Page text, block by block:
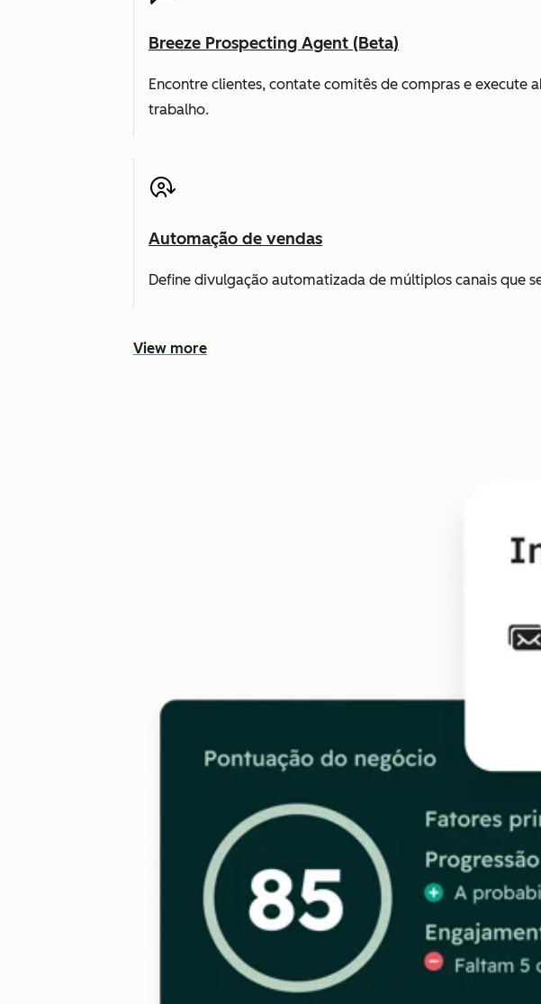
Breeze Prospecting Agent (Beta)
Encontre clientes, contate comitês de compras e execute
trabalho.
Automação de vendas
Define divulgação automatizada de múltiplos canais que
View more